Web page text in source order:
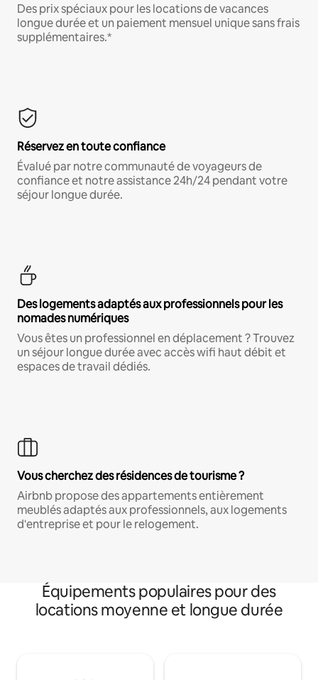
Des prix spéciaux pour les locations de vacances
longue durée et un paiement mensuel unique sans frais
supplémentaires.*
Réservez en toute confiance
Évalué par notre communauté de voyageurs de
confiance et notre assistance 24h/24 pendant votre
séjour longue durée.
Des logements adaptés aux professionnels pour les
nomades numériques
Vous êtes un professionnel en déplacement ? Trouvez
un séjour longue durée avec accès wifi haut débit et
espaces de travail dédiés.
Vous cherchez des résidences de tourisme ?
Airbnb propose des appartements entièrement
meublés adaptés aux professionnels, aux logements
d'entreprise et pour le relogement.
Équipements populaires pour des
locations moyenne et longue durée